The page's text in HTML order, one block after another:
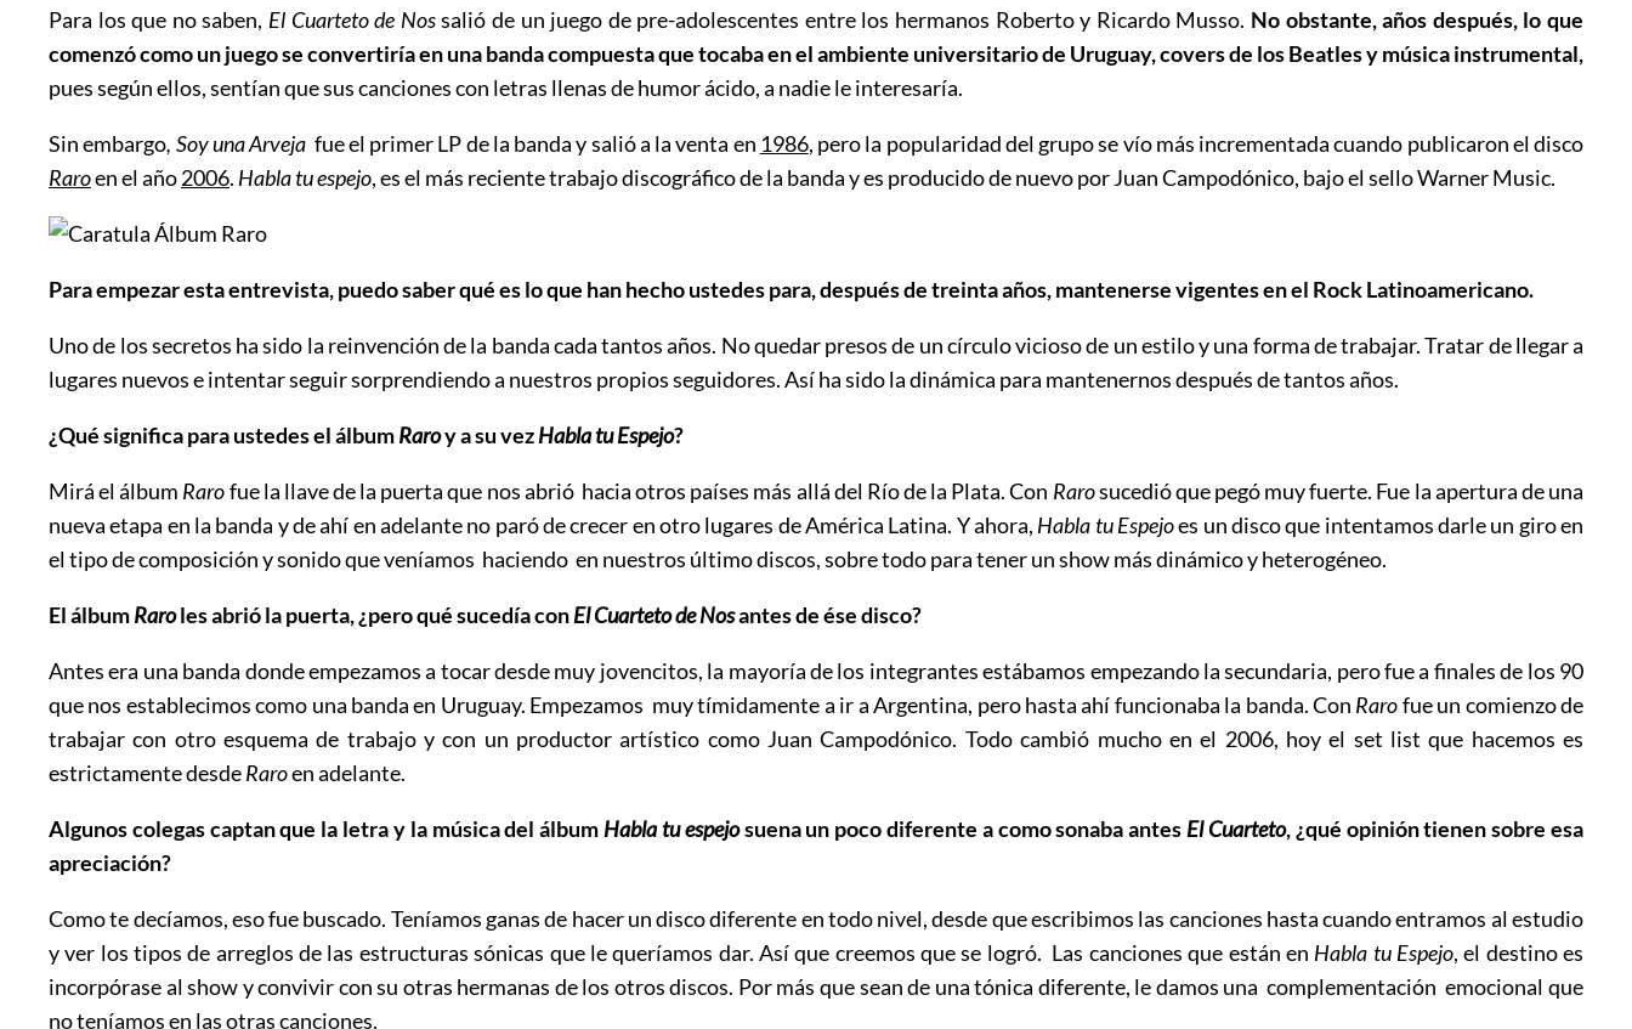
Para los que no saben, El Cuarteto de Nossalió de un juego de pre-adolescentes entre los hermanos Roberto y Ricardo Musso. No obstante, años después, lo que
comenzó como un juego se convertiría en una banda compuesta que tocaba en el ambiente universitario de Uruguay, covers de los Beatles y música instrumental,
pues según ellos, sentían que sus canciones con letras llenas de humor ácido, a nadie le interesaría.
Sin embargo, Soy una Arveja fue el primer LP de la banda y salió a la venta en 1986, pero la popularidad del grupo se vío más incrementada cuando publicaron el disco
Raroen el año2006. Habla tu espejo, es el más reciente trabajo discográfico de la banda y es producido de nuevo por Juan Campodónico, bajo el sello Warner Music.
Para empezar esta entrevista, puedo saber qué es lo que han hecho ustedes para, después de treinta años, mantenerse vigentes en el Rock Latinoamericano.
Uno de los secretos ha sido la reinvención de la banda cada tantos años. No quedar presos de un círculo vicioso de un estilo y una forma de trabajar. Tratar de llegar a
lugares nuevos e intentar seguir sorprendiendo a nuestros propios seguidores. Así ha sido la dinámica para mantenernos después de tantos años.
¿Qué significa para ustedes el álbumRaroy a su vezHabla tu Espejo?
Mirá el álbum Rarofue la llave de la puerta que nos abrió hacia otros países más allá del Río de la Plata. Con Rarosucedió que pegó muy fuerte. Fue la apertura de una
nueva etapa en la banda y de ahí en adelante no paró de crecer en otro lugares de América Latina. Y ahora, Habla tu Espejoes un disco que intentamos darle un giro en
el tipo de composición y sonido que veníamos haciendo en nuestros último discos, sobre todo para tener un show más dinámico y heterogéneo.
El álbumRaroles abrió la puerta, ¿pero qué sucedía conEl Cuarteto de Nosantes de ése disco?
Antes era una banda donde empezamos a tocar desde muy jovencitos, la mayoría de los integrantes estábamos empezando la secundaria, pero fue a finales de los 90
que nos establecimos como una banda en Uruguay. Empezamos muy tímidamente a ir a Argentina, pero hasta ahí funcionaba la banda. Con Rarofue un comienzo de
trabajar con otro esquema de trabajo y con un productor artístico como Juan Campodónico. Todo cambió mucho en el 2006, hoy el set list que hacemos es
estrictamente desdeRaroen adelante.
Algunos colegas captan que la letra y la música del álbum Habla tu espejosuena un poco diferente a como sonaba antes El Cuarteto, ¿qué opinión tienen sobre esa
apreciación?
Como te decíamos, eso fue buscado. Teníamos ganas de hacer un disco diferente en todo nivel, desde que escribimos las canciones hasta cuando entramos al estudio
y ver los tipos de arreglos de las estructuras sónicas que le queríamos dar. Así que creemos que se logró. Las canciones que están en Habla tu Espejo, el destino es
incorpórase al show y convivir con su otras hermanas de los otros discos. Por más que sean de una tónica diferente, le damos una complementación emocional que
no teníamos en las otras canciones.